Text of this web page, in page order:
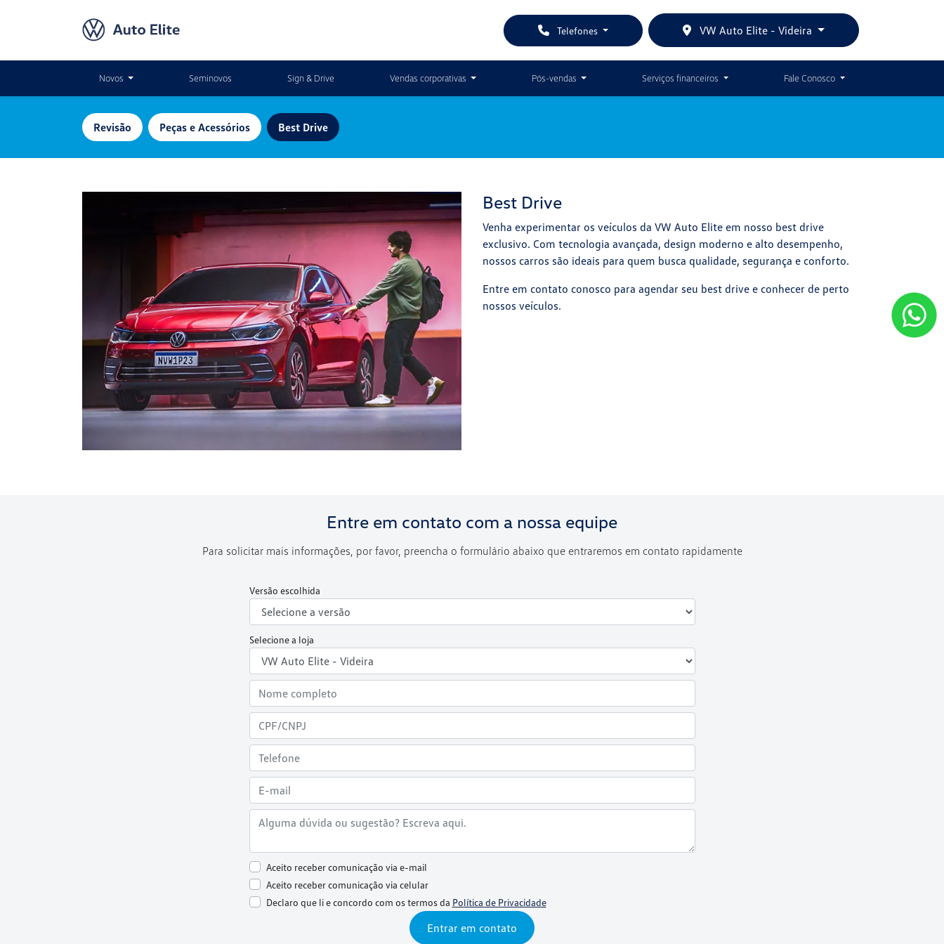
Telefones VW Auto Elite - Videira
Novos Seminovos Sign & Drive Vendas corporativas Pós-vendas Serviços financeiros Fale Conosco
Revisão Peças e Acessórios Best Drive
Best Drive
Venha experimentar os veículos da VW Auto Elite em nosso best drive
exclusivo. Com tecnologia avançada, design moderno e alto desempenho,
nossos carros são ideais para quem busca qualidade, segurança e conforto.
Entre em contato conosco para agendar seu best drive e conhecer de perto
nossos veículos.
Entre em contato com a nossa equipe
Para solicitar mais informações, por favor, preencha o formulário abaixo que entraremos em contato rapidamente
Versão escolhida
Selecione a loja
Aceito receber comunicação via e-mail
Aceito receber comunicação via celular
Declaro que li e concordo com os termos da Política de Privacidade
Entrar em contato